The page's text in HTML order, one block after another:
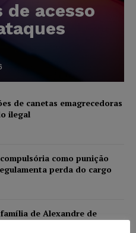
acesso
de canetas emagrecedoras
ilegal
como punição
perda do cargo
de Alexandre de